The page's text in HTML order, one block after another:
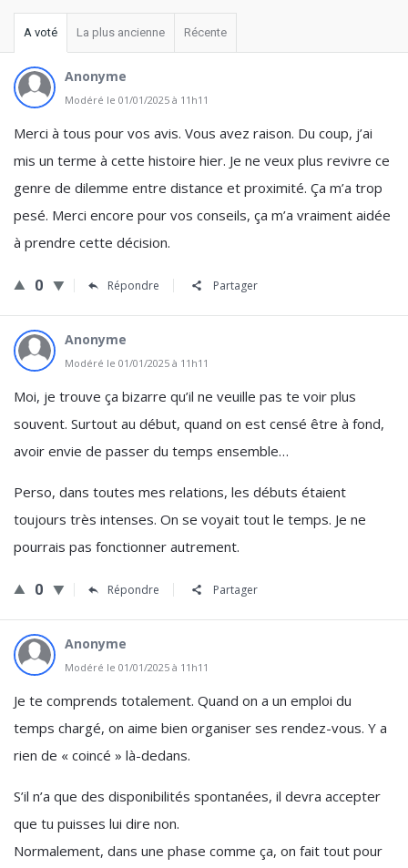
A voté La plus ancienne Récente
Anonyme
Modéré le 01/01/2025 à 11h11
Merci à tous pour vos avis. Vous avez raison. Du coup, j’ai
mis un terme à cette histoire hier. Je ne veux plus revivre ce
genre de dilemme entre distance et proximité. Ça m’a trop
pesé. Merci encore pour vos conseils, ça m’a vraiment aidée
à prendre cette décision.
0 Répondre Partager
Anonyme
Modéré le 01/01/2025 à 11h11
Moi, je trouve ça bizarre qu’il ne veuille pas te voir plus
souvent. Surtout au début, quand on est censé être à fond,
avoir envie de passer du temps ensemble…
Perso, dans toutes mes relations, les débuts étaient
toujours très intenses. On se voyait tout le temps. Je ne
pourrais pas fonctionner autrement.
0 Répondre Partager
Anonyme
Modéré le 01/01/2025 à 11h11
Je te comprends totalement. Quand on a un emploi du
temps chargé, on aime bien organiser ses rendez-vous. Y a
rien de « coincé » là-dedans.
S’il n’a que des disponibilités spontanées, il devra accepter
que tu puisses lui dire non.
Normalement, dans une phase comme ça, on fait tout pour